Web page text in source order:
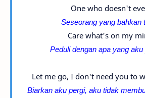
One who doesn't
Seseorang yang bahkan
Care what's on my
Peduli dengan apa yang
Let me go, I don't need you to
Biarkan aku pergi, aku tidak